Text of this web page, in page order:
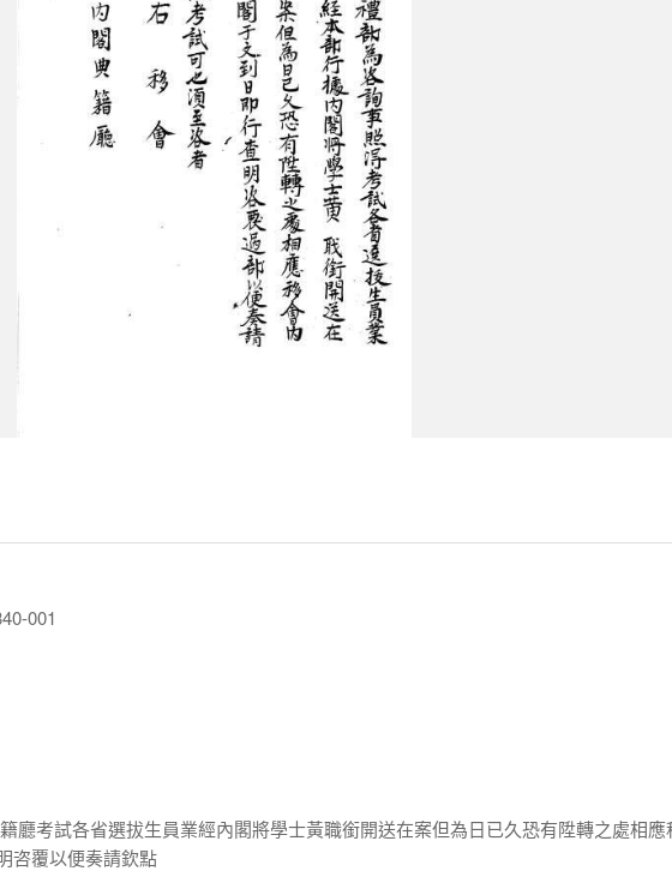
001
廳考試各省選拔生員業經內閣將學士黃職銜開送在案但為日已久恐有陞轉之處相應
咨覆以便奏請欽點